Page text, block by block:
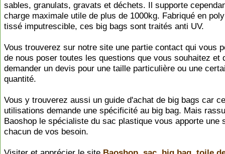
sables, granulats, gravats et déchets. Il supporte
charge maximale utile de plus de 1000kg. Fabriqué en
tissé imputrescible, ces big bags sont traités anti UV.
Vous trouverez sur notre site une partie contact qui vous
de nous poser toutes les questions que vous souhaitez et
demander un devis pour une taille particulière ou une
quantité.
Vous y trouverez aussi un guide d'achat de big bags car
utilisations demande une spécificité au big bag. Mais
Baoshop le spécialiste du sac plastique vous apporte une
chacun de vos besoin.